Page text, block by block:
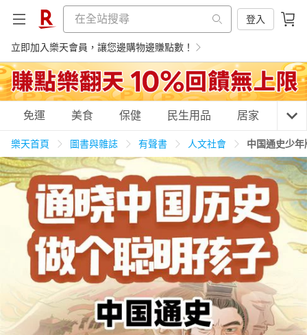
登入
立即加入樂天會員，讓您邊購物邊賺點數！
購物網分類
天天免運 美食蛋糕 養生保健 民生用品
居家生活 3C家電 運動休閒 親子玩具
男裝 化妝保養 情趣用品
免運 美食 保健 民生用品 居家 3C
樂天首頁 圖書與雜誌 有聲書 人文社會 中国通史少